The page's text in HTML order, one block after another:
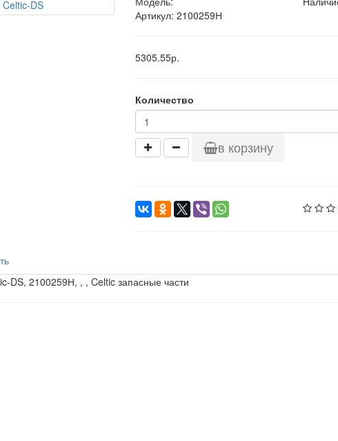
Артикул: 2100259Н
5305.55р.
Количество
в корзину
DS, 2100259Н, , , Celtic запасные части